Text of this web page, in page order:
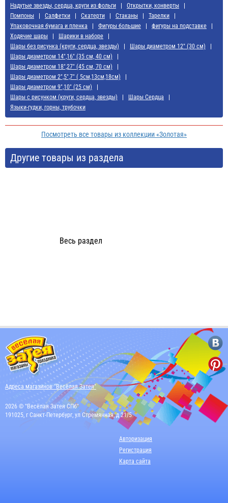
Надутые звезды, сердца, круги из фольги
Открытки, конверты
Помпоны
Салфетки Скатерти Стаканы
Тарелки
Упаковочная бумага и пленка
Фигуры большие
фигуры на подставке
Ходячие шары
Шарики в наборе
Шары без рисунка (круги, сердца, звезды)
Шары диаметром 12" (30 см)
Шары диаметром 14",16" (35 см, 40 см)
Шары диаметром 18",27" (45 см, 70 см)
Шары диаметром 2",5",7" ( 5см,13см,18см)
Шары диаметром 9",10" (25 см)
Шары с рисунком (круги, сердца, звезды)
Шары Сердца
Языки-гудки, горны, трубочки
Посмотреть все товары из коллекции «Золотая»
Другие товары из раздела
Весь раздел
Адреса магазинов "Весёлая Затея"
2026 © "Весёлая Затея СПб"
191025, г Санкт-Петербург, ул Стремянная, д 21/5
Авторизация
Регистрация
Карта сайта